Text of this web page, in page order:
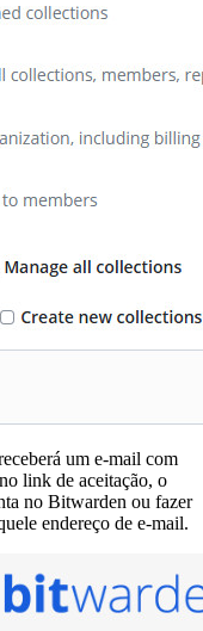
um e-mail com
link de aceitação, o
no Bitwarden ou fazer
endereço de e-mail.